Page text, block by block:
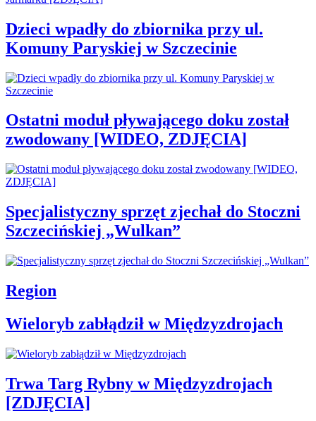
Dzieci wpadły do zbiornika przy ul.
Komuny Paryskiej w Szczecinie
Ostatni moduł pływającego doku został
zwodowany [WIDEO, ZDJĘCIA]
Specjalistyczny sprzęt zjechał do Stoczni
Szczecińskiej „Wulkan”
Region
Wieloryb zabłądził w Międzyzdrojach
Trwa Targ Rybny w Międzyzdrojach
[ZDJĘCIA]